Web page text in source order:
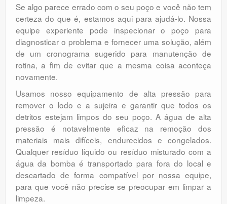
Se algo parece errado com o seu poço e você não tem
certeza do que é, estamos aqui para ajudá-lo. Nossa
equipe experiente pode inspecionar o poço para
diagnosticar o problema e fornecer uma solução, além
de um cronograma sugerido para manutenção de
rotina, a fim de evitar que a mesma coisa aconteça
novamente.
Usamos nosso equipamento de alta pressão para
remover o lodo e a sujeira e garantir que todos os
detritos estejam limpos do seu poço. A água de alta
pressão é notavelmente eficaz na remoção dos
materiais mais difíceis, endurecidos e congelados.
Qualquer resíduo líquido ou resíduo misturado com a
água da bomba é transportado para fora do local e
descartado de forma compatível por nossa equipe,
para que você não precise se preocupar em limpar a
limpeza.